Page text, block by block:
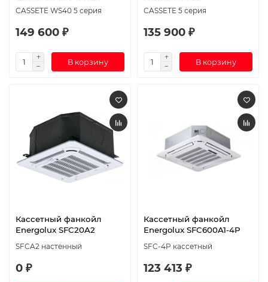
CASSETE WS40 5 серия
149 600 ₽
В корзину
CASSETE 5 серия
135 900 ₽
В корзину
Кассетный фанкойл
Energolux SFC20A2
SFCA2 настенный
0 ₽
Кассетный фанкойл
Energolux SFC600A1-4P
SFC-4P кассетный
123 413 ₽